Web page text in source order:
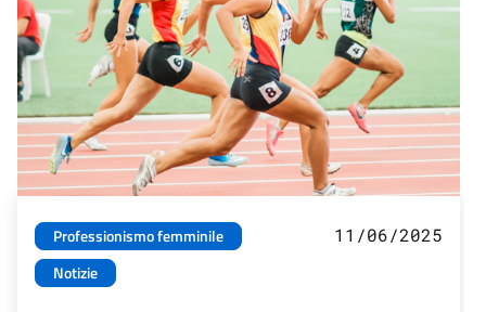
Professionismo femminile
Notizie
11/06/2025